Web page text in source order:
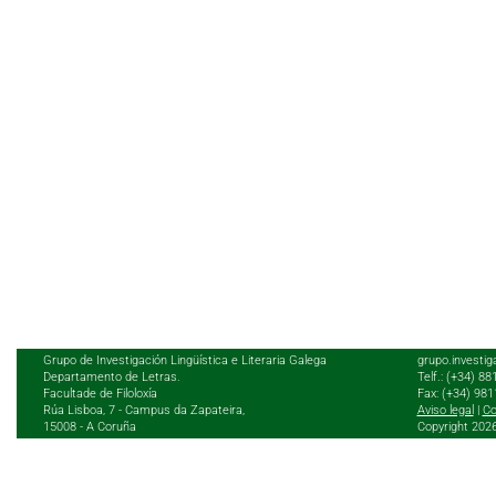
Grupo de Investigación Lingüística e Literaria Galega
Departamento de Letras.
Facultade de Filoloxía
Rúa Lisboa, 7 - Campus da Zapateira,
15008 - A Coruña
Telf.: (+34)
Fax: (+34)
Aviso legal
Copyright